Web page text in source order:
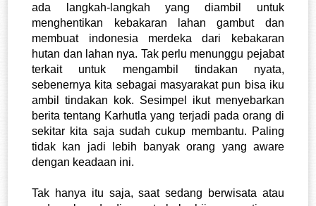
ada langkah-langkah yang diambil untuk
menghentikan kebakaran lahan gambut dan
membuat indonesia merdeka dari kebakaran
hutan dan lahan nya. Tak perlu menunggu pejabat
terkait untuk mengambil tindakan nyata,
sebenernya kita sebagai masyarakat pun bisa iku
ambil tindakan kok. Sesimpel ikut menyebarkan
berita tentang Karhutla yang terjadi pada orang di
sekitar kita saja sudah cukup membantu. Paling
tidak kan jadi lebih banyak orang yang aware
dengan keadaan ini.
Tak hanya itu saja, saat sedang berwisata atau